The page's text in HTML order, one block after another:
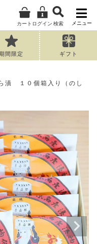
カート ログイン 検索 メニュー
間限定 ギフト
漬 １０個箱入り（のし